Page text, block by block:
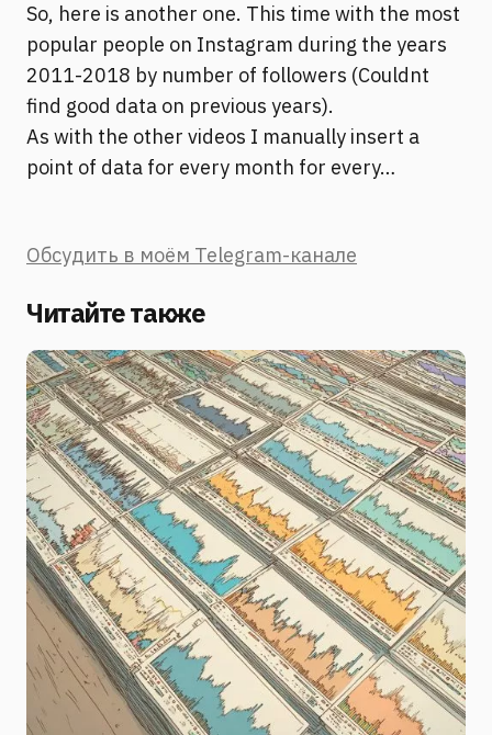
So, here is another one. This time with the most
popular people on Instagram during the years
2011-2018 by number of followers (Couldnt
find good data on previous years).
As with the other videos I manually insert a
point of data for every month for every…
Обсудить в моём Telegram-канале
Читайте также